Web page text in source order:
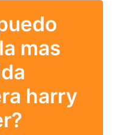
mas
harry